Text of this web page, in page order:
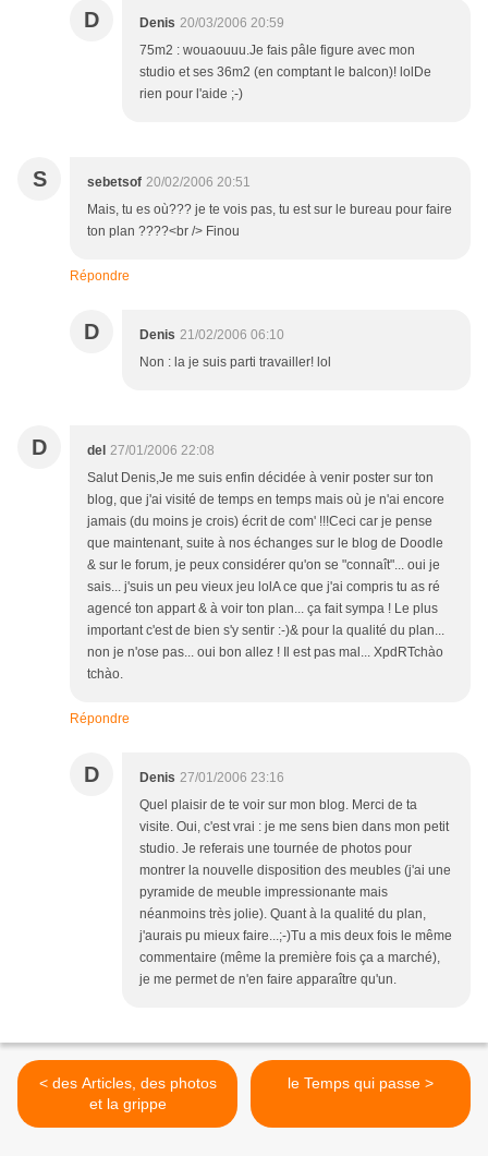
D Denis 20/03/2006 20:59
75m2 : wouaouuu.Je fais pâle figure avec mon
studio et ses 36m2 (en comptant le balcon)! lolDe
rien pour l'aide ;-)
S sebetsof 20/02/2006 20:51
Mais, tu es où??? je te vois pas, tu est sur le bureau pour faire
ton plan ????<br /> Finou
Répondre
D Denis 21/02/2006 06:10
Non : la je suis parti travailler! lol
D del 27/01/2006 22:08
Salut Denis,Je me suis enfin décidée à venir poster sur ton
blog, que j'ai visité de temps en temps mais où je n'ai encore
jamais (du moins je crois) écrit de com' !!!Ceci car je pense
que maintenant, suite à nos échanges sur le blog de Doodle
& sur le forum, je peux considérer qu'on se "connaît"... oui je
sais... j'suis un peu vieux jeu lolA ce que j'ai compris tu as ré
agencé ton appart & à voir ton plan... ça fait sympa ! Le plus
important c'est de bien s'y sentir :-)& pour la qualité du plan...
non je n'ose pas... oui bon allez ! Il est pas mal... XpdRTchào
tchào.
Répondre
D Denis 27/01/2006 23:16
Quel plaisir de te voir sur mon blog. Merci de ta
visite. Oui, c'est vrai : je me sens bien dans mon petit
studio. Je referais une tournée de photos pour
montrer la nouvelle disposition des meubles (j'ai une
pyramide de meuble impressionante mais
néanmoins très jolie). Quant à la qualité du plan,
j'aurais pu mieux faire...;-)Tu a mis deux fois le même
commentaire (même la première fois ça a marché),
je me permet de n'en faire apparaître qu'un.
< des Articles, des photos
et la grippe
le Temps qui passe >